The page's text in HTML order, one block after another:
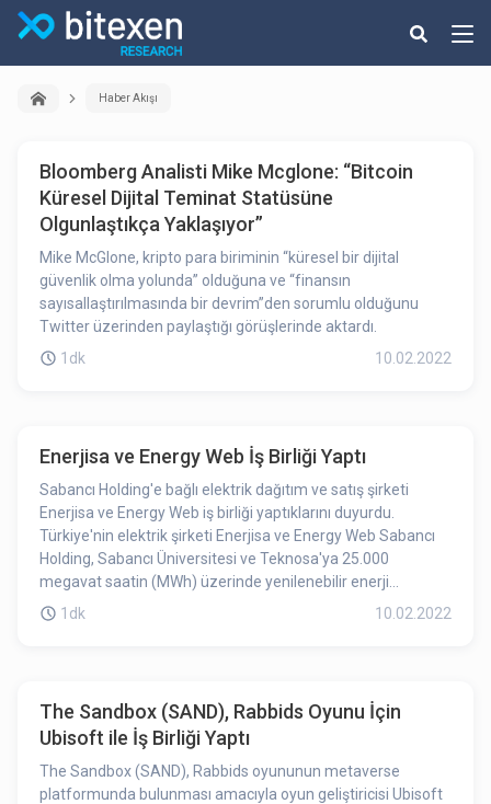
Haber Akışı
Bloomberg Analisti Mike Mcglone: “Bitcoin
Küresel Dijital Teminat Statüsüne
Olgunlaştıkça Yaklaşıyor”
Mike McGlone, kripto para biriminin “küresel bir dijital
güvenlik olma yolunda” olduğuna ve “finansın
sayısallaştırılmasında bir devrim”den sorumlu olduğunu
Twitter üzerinden paylaştığı görüşlerinde aktardı.
1dk
10.02.2022
Enerjisa ve Energy Web İş Birliği Yaptı
Sabancı Holding'e bağlı elektrik dağıtım ve satış şirketi
Enerjisa ve Energy Web iş birliği yaptıklarını duyurdu.
Türkiye'nin elektrik şirketi Enerjisa ve Energy Web Sabancı
Holding, Sabancı Üniversitesi ve Teknosa'ya 25.000
megavat saatin (MWh) üzerinde yenilenebilir enerji
sağlayacaktır.
1dk 10.02.2022
The Sandbox (SAND), Rabbids Oyunu İçin
Ubisoft ile İş Birliği Yaptı
The Sandbox (SAND), Rabbids oyununun metaverse
platformunda bulunması amacıyla oyun geliştiricisi Ubisoft